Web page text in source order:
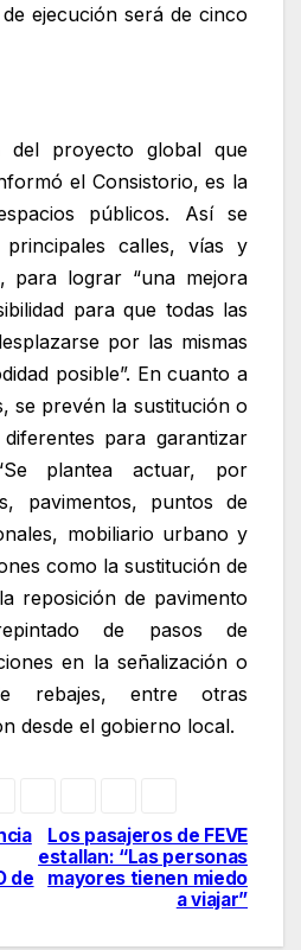
ejecución será de cinco
del proyecto global que
el Consistorio, es la
públicos. Así se
calles, vías y
para lograr “una mejora
para que todas las
por las mismas
posible”. En cuanto a
se prevén la sustitución o
para garantizar
plantea actuar, por
pavimentos, puntos de
mobiliario urbano y
como la sustitución de
reposición de pavimento
de pasos de
en la señalización o
rebajes, entre otras
desde el gobierno local.
Los pasajeros de FEVE
estallan: “Las personas
mayores tienen miedo
a viajar”
de